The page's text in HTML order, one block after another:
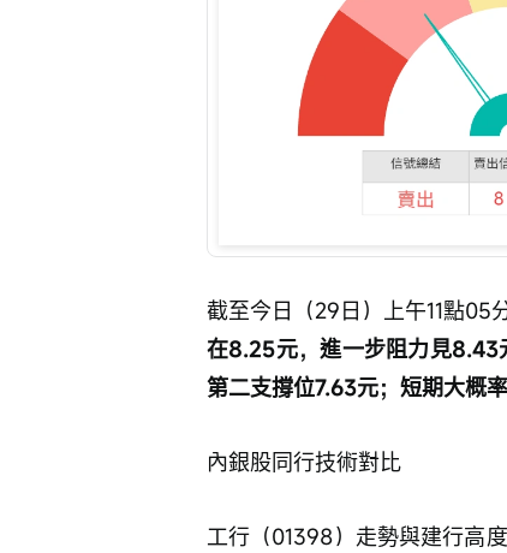
截至今日（29日）上午11點05
在8.25元，進一步阻力見8.43
第二支撐位7.63元；短期大概
內銀股同行技術對比
工行（01398）走勢與建行高